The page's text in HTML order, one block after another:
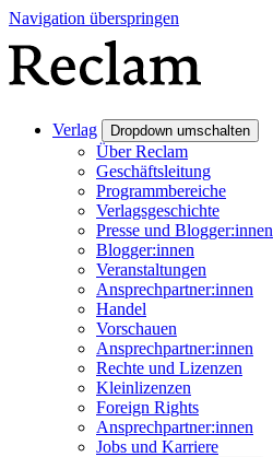
Navigation überspringen
Verlag Dropdown umschalten
Über Reclam
Geschäftsleitung
Programmbereiche
Verlagsgeschichte
Presse und Blogger:innen
Blogger:innen
Veranstaltungen
Ansprechpartner:innen
Handel
Vorschauen
Ansprechpartner:innen
Rechte und Lizenzen
Kleinlizenzen
Foreign Rights
Ansprechpartner:innen
Jobs und Karriere